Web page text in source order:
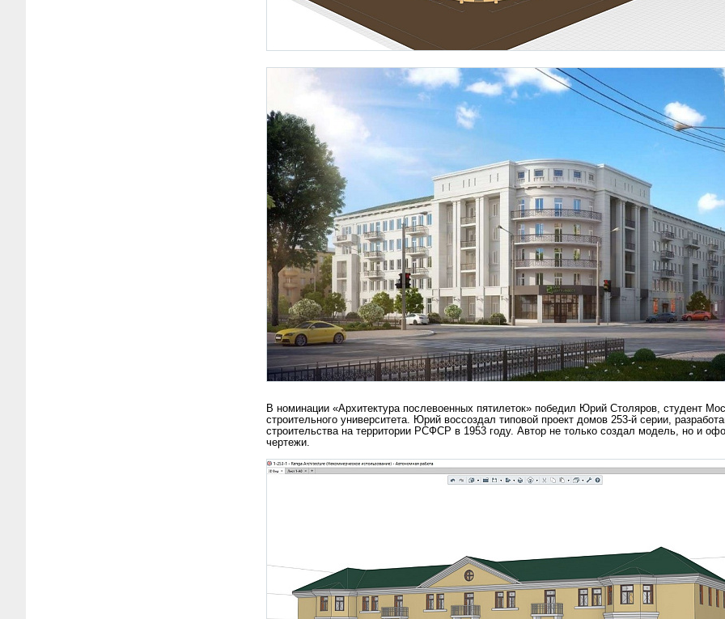
В номинации «Архитектура послевоенных пятилеток» победил Юрий Столяров, студент
строительного университета. Юрий воссоздал типовой проект домов 253-й серии,
строительства на территории РСФСР в 1953 году. Автор не только создал модель, но и
чертежи.